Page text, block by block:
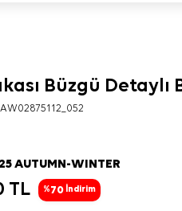
Büzgü Detaylı
AUTUMN-WINTER
TL %70 İndirim